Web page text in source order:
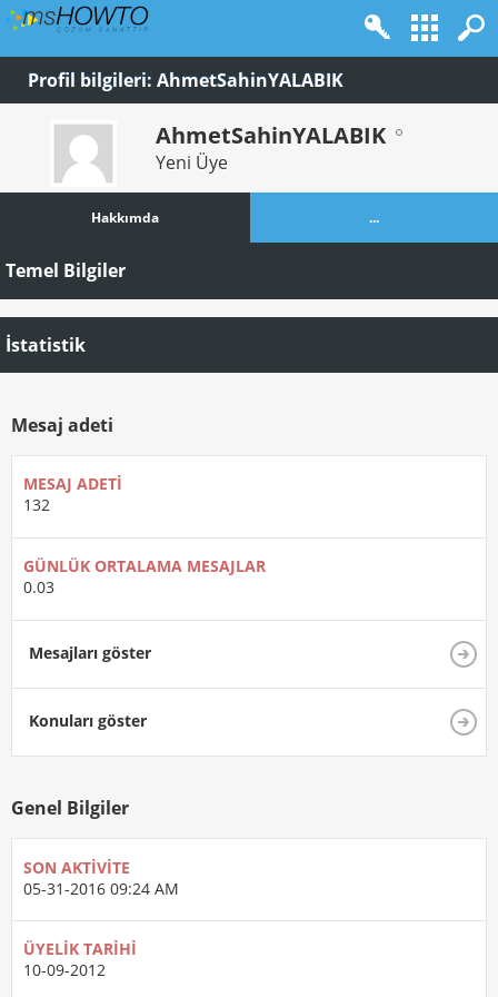
Profil bilgileri: AhmetSahinYALABIK
AhmetSahinYALABIK
Yeni Üye
Hakkımda ...
Temel Bilgiler
İstatistik
Mesaj adeti
MESAJ ADETI
132
GÜNLÜK ORTALAMA MESAJLAR
0.03
Mesajları göster
Konuları göster
Genel Bilgiler
SON AKTIVITE
05-31-2016 09:24 AM
ÜYELIK TARIHI
10-09-2012